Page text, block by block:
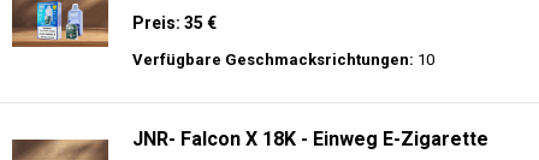
Preis: 35 €
Verfügbare Geschmacksrichtungen: 10
JNR- Falcon X 18K - Einweg E-Zigarette